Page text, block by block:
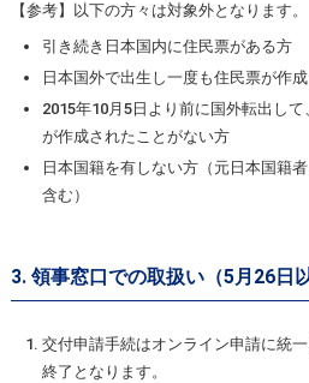
【参考】以下の方々は対象外となります。
引き続き日本国内に住民票がある方
日本国外で出生し一度も住民票が作
2015年10月5日より前に国外転出し
が作成されたことがない方
日本国籍を有しない方（元日本国籍
含む）
3. 領事窓口での取扱い（5月26日以
交付申請手続はオンライン申請に統
終了となります。